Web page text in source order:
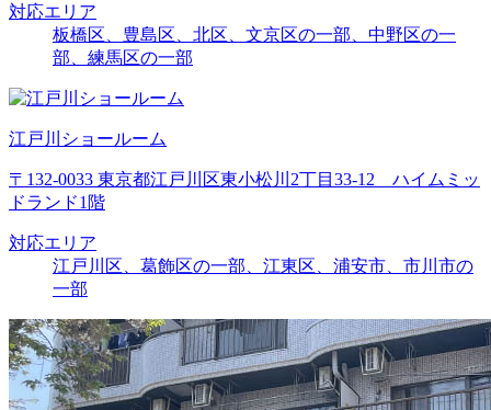
対応エリア
板橋区、豊島区、北区、文京区の一部、中野区の一
部、練馬区の一部
江戸川ショールーム
〒132-0033 東京都江戸川区東小松川2丁目33-12 ハイムミッ
ドランド1階
対応エリア
江戸川区、葛飾区の一部、江東区、浦安市、市川市の
一部